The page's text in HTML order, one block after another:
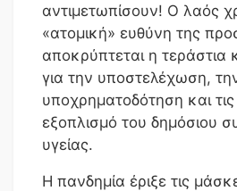
αντιμετωπίσουν! Ο λαός
«ατομική» ευθύνη της
αποκρύπτεται η τεράστια
για την υποστελέχωση,
υποχρηματοδότηση και τις
εξοπλισμό του δημόσιου
υγείας.
Η πανδημία έριξε τις